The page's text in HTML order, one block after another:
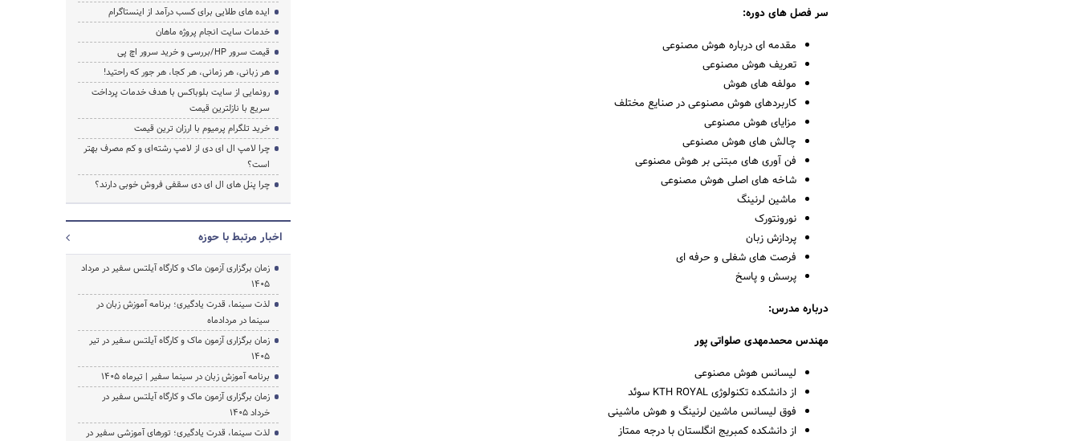
سر فصل های دوره:
مقدمه ای درباره هوش مصنوعی
تعریف هوش مصنوعی
مولفه های هوش
کاربردهای هوش مصنوعی در صنایع مختلف
مزایای هوش مصنوعی
چالش های هوش مصنوعی
فن آوری های مبتنی بر هوش مصنوعی
شاخه های اصلی هوش مصنوعی
ماشین لرنینگ
نورونتورک
پردازش زبان
فرصت های شغلی و حرفه ای
پرسش و پاسخ
درباره مدرس:
مهندس محمدمهدی صلواتی پور
لیسانس هوش مصنوعی
از دانشکده تکنولوژی KTH ROYAL سوئد
فوق لیسانس ماشین لرنینگ و هوش ماشینی
از دانشکده کمبریج انگلستان با درجه ممتاز
ایده های طلایی برای کسب درآمد از اینستاگرام
خدمات سایت انجام پروژه ماهان
قیمت سرور HP/بررسی و خرید سرور اچ پی
هر زبانی، هر زمانی، هر کجا، هر جور که راحتید!
رونمایی از سایت بلوباکس با هدف خدمات پرداخت
سریع با نازلترین قیمت
خرید تلگرام پرمیوم با ارزان ترین قیمت
چرا لامپ ال ای دی از لامپ رشته‌ای و کم مصرف بهتر
است؟
چرا پنل های ال ای دی سقفی فروش خوبی دارند؟
اخبار مرتبط با حوزه
زمان برگزاری آزمون ماک و کارگاه آیلتس سفیر در مرداد
1405
لذت سینما، قدرت یادگیری؛ برنامه آموزش زبان در
سینما در مردادماه
زمان برگزاری آزمون ماک و کارگاه آیلتس سفیر در تیر
1405
برنامه آموزش زبان در سینما سفیر | تیرماه ۱۴۰۵
زمان برگزاری آزمون ماک و کارگاه آیلتس سفیر در
خرداد 1405
لذت سینما، قدرت یادگیری؛ تورهای آموزشی سفیر در